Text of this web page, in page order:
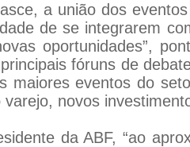
a união dos
de se integrarem
oportunidades”,
fóruns de
maiores eventos do
novos
da ABF, “ao